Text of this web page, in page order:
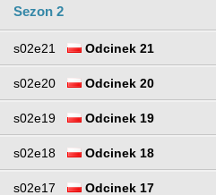
Sezon 2
s02e21 Odcinek 21
s02e20 Odcinek 20
s02e19 Odcinek 19
s02e18 Odcinek 18
s02e17 Odcinek 17